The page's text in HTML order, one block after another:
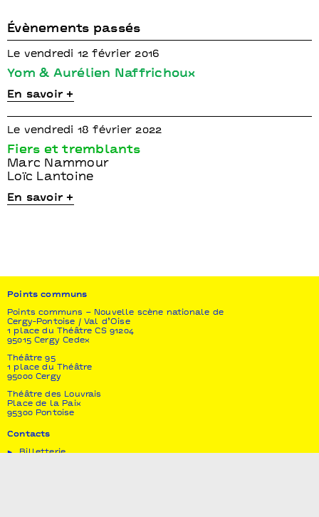
Évènements passés
Le vendredi 12 février 2016
Yom & Aurélien Naffrichoux
En savoir +
Le vendredi 18 février 2022
Fiers et tremblants
Marc Nammour
Loïc Lantoine
En savoir +
Points communs
Points communs – Nouvelle scène nationale de
Cergy-Pontoise / Val d’Oise
1 place du Théâtre CS 91204
95015 Cergy Cedex
Théâtre 95
1 place du Théâtre
95000 Cergy
Théâtre des Louvrais
Place de la Paix
95300 Pontoise
Contacts
Billetterie